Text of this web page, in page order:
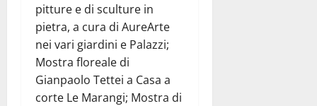
pitture e di sculture in
pietra, a cura di AureArte
nei vari giardini e Palazzi;
Mostra floreale di
Gianpaolo Tettei a Casa a
corte Le Marangi; Mostra di